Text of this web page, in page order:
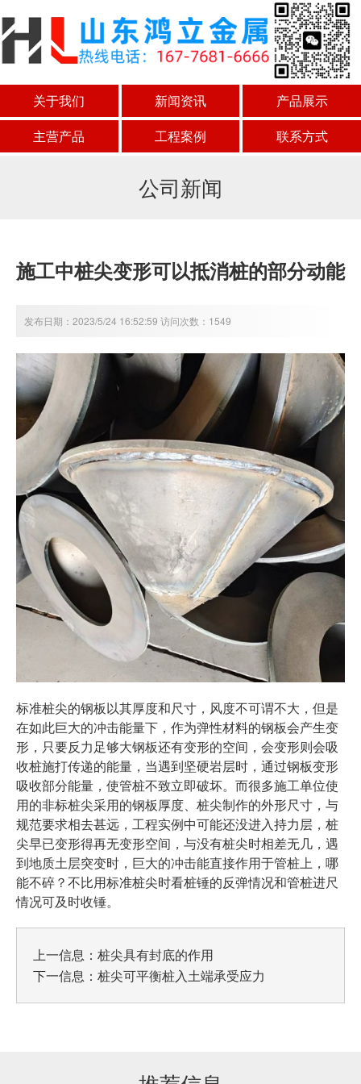
关于我们 新闻资讯
产品展示
主营产品
工程案例 联系方式
公司新闻
施工中桩尖变形可以抵消桩的部分动能
发布日期：2023/5/24 16:52:59 访问次数：1549
标准桩尖的钢板以其厚度和尺寸，风度不可谓不大，但是
在如此巨大的冲击能量下，作为弹性材料的钢板会产生变
形，只要反力足够大钢板还有变形的空间，会变形则会吸
收桩施打传递的能量，当遇到坚硬岩层时，通过钢板变形
吸收部分能量，使管桩不致立即破坏。而很多施工单位使
用的非标桩尖采用的钢板厚度、桩尖制作的外形尺寸，与
规范要求相去甚远，工程实例中可能还没进入持力层，桩
尖早已变形得再无变形空间，与没有桩尖时相差无几，遇
到地质土层突变时，巨大的冲击能直接作用于管桩上，哪
能不碎？不比用标准桩尖时看桩锤的反弹情况和管桩进尺
情况可及时收锤。
上一信息： 桩尖具有封底的作用
下一信息： 桩尖可平衡桩入土端承受应力